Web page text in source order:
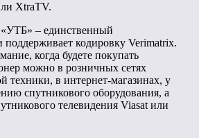
XtraTV.
– единственный
кодировку Verimatrix.
когда будете покупать
можно в розничных сетях
техники, в интернет-магазинах, у
спутникового оборудования, а
телевидения Viasat или